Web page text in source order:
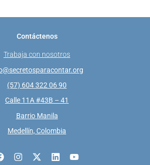
Contáctenos
Trabaja con nosotros
(57) 604 322 06 90
Calle 11A #43B – 41
Barrio Manila
Medellín, Colombia